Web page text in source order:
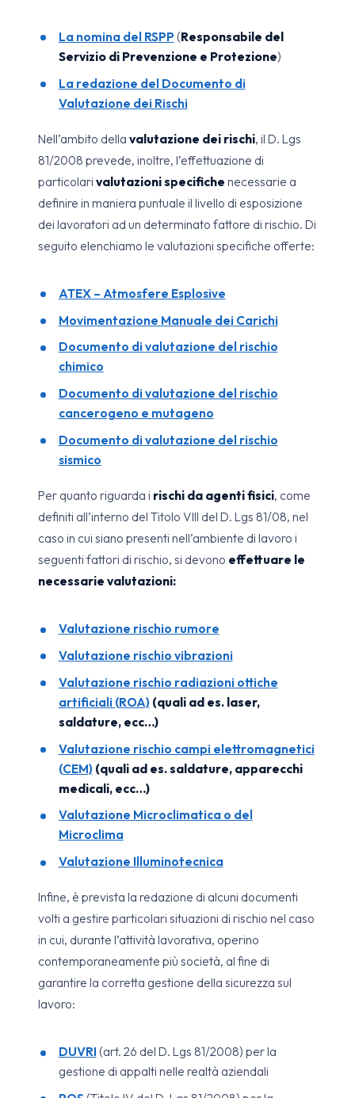
La nomina del RSPP (Responsabile del
Servizio di Prevenzione e Protezione)
La redazione del Documento di
Valutazione dei Rischi
Nell’ambito della valutazione dei rischi, il D. Lgs
81/2008 prevede, inoltre, l’effettuazione di
particolari valutazioni specifiche necessarie a
definire in maniera puntuale il livello di esposizione
dei lavoratori ad un determinato fattore di rischio. Di
seguito elenchiamo le valutazioni specifiche offerte:
ATEX – Atmosfere Esplosive
Movimentazione Manuale dei Carichi
Documento di valutazione del rischio
chimico
Documento di valutazione del rischio
cancerogeno e mutageno
Documento di valutazione del rischio
sismico
Per quanto riguarda i rischi da agenti fisici, come
definiti all’interno del Titolo VIII del D. Lgs 81/08, nel
caso in cui siano presenti nell’ambiente di lavoro i
seguenti fattori di rischio, si devono effettuare le
necessarie valutazioni:
Valutazione rischio rumore
Valutazione rischio vibrazioni
Valutazione rischio radiazioni ottiche
artificiali (ROA) (quali ad es. laser,
saldature, ecc…)
Valutazione rischio campi elettromagnetici
(CEM) (quali ad es. saldature, apparecchi
medicali, ecc…)
Valutazione Microclimatica o del
Microclima
Valutazione Illuminotecnica
Infine, è prevista la redazione di alcuni documenti
volti a gestire particolari situazioni di rischio nel caso
in cui, durante l’attività lavorativa, operino
contemporaneamente più società, al fine di
garantire la corretta gestione della sicurezza sul
lavoro:
DUVRI (art. 26 del D. Lgs 81/2008) per la
gestione di appalti nelle realtà aziendali